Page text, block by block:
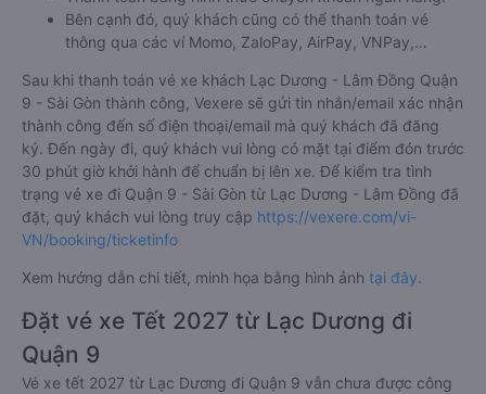
Bên cạnh đó, quý khách cũng có thể thanh toán vé
thông qua các ví Momo, ZaloPay, AirPay, VNPay,…
Sau khi thanh toán vé xe khách Lạc Dương - Lâm Đồng Quận
9 - Sài Gòn thành công, Vexere sẽ gửi tin nhắn/email xác nhận
thành công đến số điện thoại/email mà quý khách đã đăng
ký. Đến ngày đi, quý khách vui lòng có mặt tại điểm đón trước
30 phút giờ khởi hành để chuẩn bị lên xe. Để kiểm tra tình
trạng vé xe đi Quận 9 - Sài Gòn từ Lạc Dương - Lâm Đồng đã
đặt, quý khách vui lòng truy cập https://vexere.com/vi-
VN/booking/ticketinfo
Xem hướng dẫn chi tiết, minh họa bằng hình ảnh tại đây.
Đặt vé xe Tết 2027 từ Lạc Dương đi
Quận 9
Vé xe tết 2027 từ Lạc Dương đi Quận 9 vẫn chưa được công